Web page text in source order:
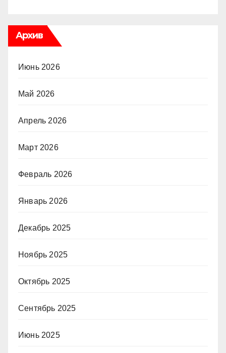
Архив
Июнь 2026
Май 2026
Апрель 2026
Март 2026
Февраль 2026
Январь 2026
Декабрь 2025
Ноябрь 2025
Октябрь 2025
Сентябрь 2025
Июнь 2025